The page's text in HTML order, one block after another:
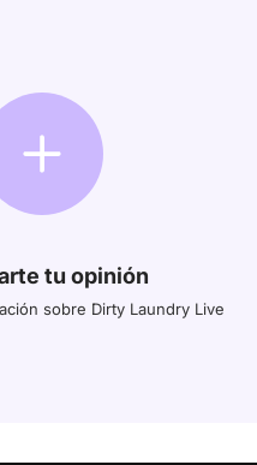
tu opinión
sobre Dirty Laundry Live